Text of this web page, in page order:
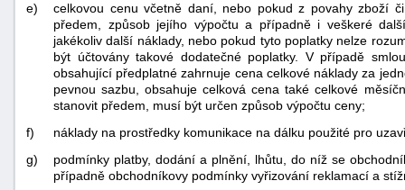
e)
celkovou cenu včetně daní, nebo pokud z povahy zboží
předem, způsob jejího výpočtu a případně i veškeré
jakékoliv další náklady, nebo pokud tyto poplatky nelze
být účtovány takové dodatečné poplatky. V případě
obsahující předplatné zahrnuje cena celkové náklady za
pevnou sazbu, obsahuje celková cena také celkové
stanovit předem, musí být určen způsob výpočtu ceny;
f)
náklady na prostředky komunikace na dálku použité pro
g)
podmínky platby, dodání a plnění, lhůtu, do níž se
případně obchodníkovy podmínky vyřizování reklamací a